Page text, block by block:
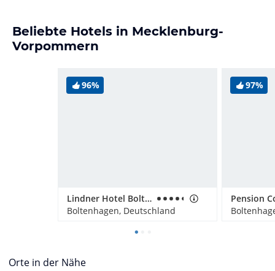
Beliebte Hotels in Mecklenburg-
Vorpommern
96%
Lindner Hotel Boltenhagen, part of JdV by Hyatt
Boltenhagen, Deutschland
97%
Pension
Orte in der Nähe